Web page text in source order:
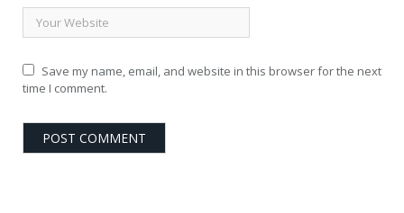
Save my name, email, and website in this browser for the next
time I comment.